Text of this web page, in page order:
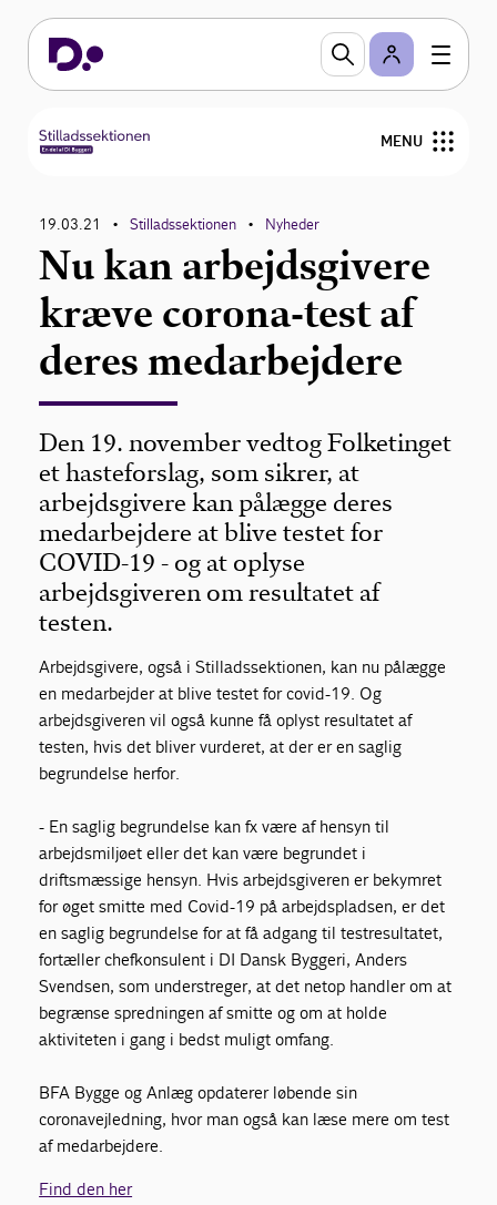
MENU
Forside
Vejledning og værktøjer
Uddannelse
Bestyrelse
Medlemmer
For medlemmer
19.03.21 • Stilladssektionen • Nyheder
Nu kan arbejdsgivere
kræve corona-test af
deres medarbejdere
Den 19. november vedtog Folketinget
et hasteforslag, som sikrer, at
arbejdsgivere kan pålægge deres
medarbejdere at blive testet for
COVID-19 - og at oplyse
arbejdsgiveren om resultatet af
testen.
Arbejdsgivere, også i Stilladssektionen, kan nu pålægge
en medarbejder at blive testet for covid-19. Og
arbejdsgiveren vil også kunne få oplyst resultatet af
testen, hvis det bliver vurderet, at der er en saglig
begrundelse herfor.
- En saglig begrundelse kan fx være af hensyn til
arbejdsmiljøet eller det kan være begrundet i
driftsmæssige hensyn. Hvis arbejdsgiveren er bekymret
for øget smitte med Covid-19 på arbejdspladsen, er det
en saglig begrundelse for at få adgang til testresultatet,
fortæller chefkonsulent i DI Dansk Byggeri, Anders
Svendsen, som understreger, at det netop handler om at
begrænse spredningen af smitte og om at holde
aktiviteten i gang i bedst muligt omfang.
BFA Bygge og Anlæg opdaterer løbende sin
coronavejledning, hvor man også kan læse mere om test
af medarbejdere.
Find den her